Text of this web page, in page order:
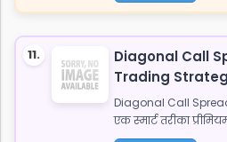
11.
Diagonal Call
Trading
Diagonal Call
एक स्मार्ट तरीका